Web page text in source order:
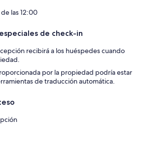
las 12:00
de check-in
recibirá a los huéspedes cuando
por la propiedad podría estar
de traducción automática.